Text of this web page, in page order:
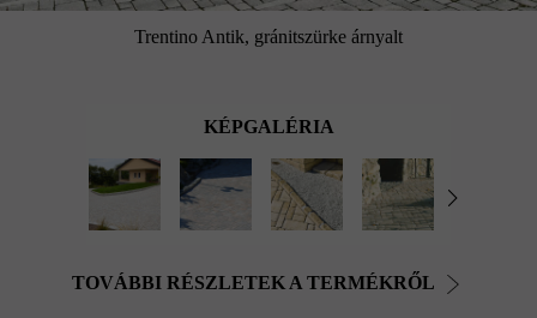
Trentino Antik, gránitszürke árnyalt
KÉPGALÉRIA
TOVÁBBI RÉSZLETEK A TERMÉKRŐL